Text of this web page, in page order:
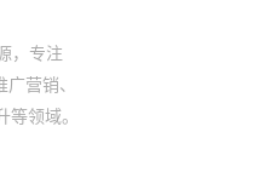
，专注
营销、
等领域。